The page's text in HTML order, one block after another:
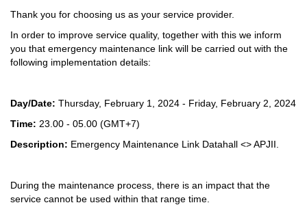
Thank you for choosing us as your service provider.
In order to improve service quality, together with this we inform
you that emergency maintenance link will be carried out with the
following implementation details:
Day/Date: Thursday, February 1, 2024 - Friday, February 2, 2024
Time: 23.00 - 05.00 (GMT+7)
Description: Emergency Maintenance Link Datahall <> APJII.
During the maintenance process, there is an impact that the
service cannot be used within that range time.